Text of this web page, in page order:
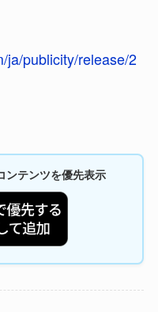
ja/publicity/release/2
テンツを優先表示